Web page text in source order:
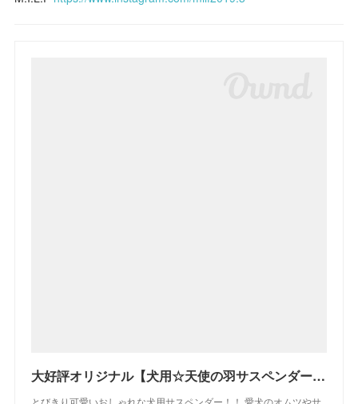
大好評オリジナル【犬用☆天使の羽サスペンダー】ハートバージョン/全7カラー | ライラカンパニー
とびきり可愛いおしゃれな犬用サスペンダー！！ 愛犬のオムツやサ